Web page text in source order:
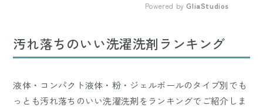
Powered by GliaStudios
汚れ落ちのいい洗濯洗剤ランキング
液体・コンパクト液体・粉・ジェルボールのタイプ別でも
っとも汚れ落ちのいい洗濯洗剤をランキングでご紹介しま